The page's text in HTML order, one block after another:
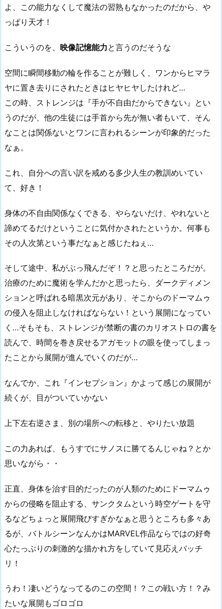
よ、この能力なくして魔法の習熟もなかったのだから、や
っぱり天才！
こういうのを、 映像記憶能力と言うのだそうな
空間に瞬間移動の輪を作ることが難しく、ワンからヒマラ
ヤに置き去りにされたときはヒヤヒヤしたけれど…
この時、ストレンジは『手が不自由だからできない』とい
うのだが、他の生徒には手首から先が無い者もいて、そん
なことは関係ないとワンに言われるシーンが印象的だった
なぁ。
これ、自分への言い訳を戒める多少人生の教訓めいてい
て、好き！
身体の不自由関係なくできる、やらないだけ、やれないと
諦めてるだけということに気付かされたというか。何事も
その人次第という事だなぁと感じたねぇ…
そして途中、私がぶっ飛んだぞ！？と思ったところだが。
治療のために魔術を学んだかと思ったら、ダークディメン
ションと呼ばれる暗黒次元があり、そこからのドーマムゥ
の侵入を阻止しなければならない！という展開になってい
く…そもそも、ストレンジが禁断の書のカリオストロの書を
読んで、時間を巻き戻せるアガモットの眼を使ってしまっ
たことから展開が進んでいくのだが…
なんでか、これ『インセプション』かよって感じの展開が
続くが、目がついていかない
上下左右逆さま、別の場所への転移と、やりたい放題
この力あれば、もうすでにサノスに勝てるんじゃね？とか
思いながら・・
正直、身体を治す目的だったのが人類のためにドーマムゥ
からの侵略を阻止する、サンクタムという時空ゲートを守
るなどちょっと展開飛びすぎかなぁと思うところも多々あ
るが、バトルシーンなんかはMARVEL作品ならではの好奇
心たっぷりの刺激的な描かれ方をしていて見応えバッチ
リ！
うわ！凄いどうなってるのこの空間！？この戦い方！？み
たいな展開もゴロゴロ